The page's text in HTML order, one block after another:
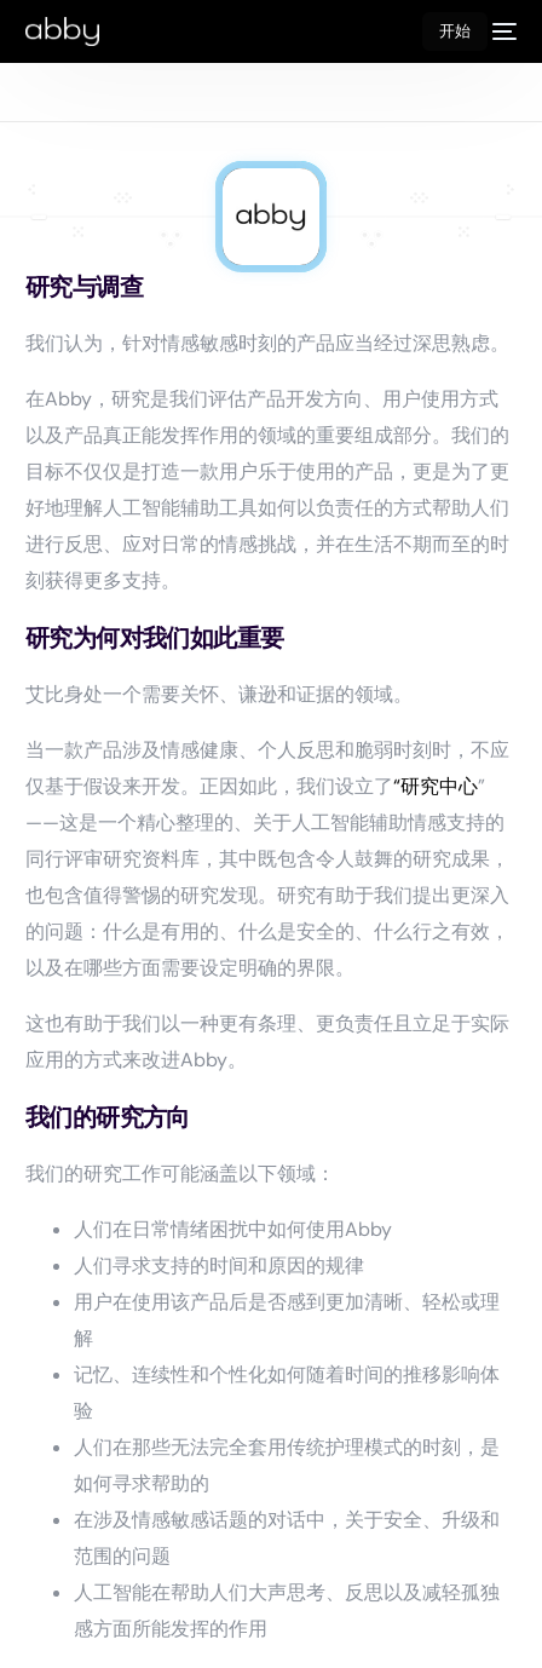
开始
研究与调查
我们认为，针对情感敏感时刻的产品应当经过深思熟虑。
在Abby，研究是我们评估产品开发方向、用户使用方式
以及产品真正能发挥作用的领域的重要组成部分。我们的
目标不仅仅是打造一款用户乐于使用的产品，更是为了更
好地理解人工智能辅助工具如何以负责任的方式帮助人们
进行反思、应对日常的情感挑战，并在生活不期而至的时
刻获得更多支持。
研究为何对我们如此重要
艾比身处一个需要关怀、谦逊和证据的领域。
当一款产品涉及情感健康、个人反思和脆弱时刻时，不应
仅基于假设来开发。正因如此，我们设立了“研究中心”
——这是一个精心整理的、关于人工智能辅助情感支持的
同行评审研究资料库，其中既包含令人鼓舞的研究成果，
也包含值得警惕的研究发现。研究有助于我们提出更深入
的问题：什么是有用的、什么是安全的、什么行之有效，
以及在哪些方面需要设定明确的界限。
这也有助于我们以一种更有条理、更负责任且立足于实际
应用的方式来改进Abby。
我们的研究方向
我们的研究工作可能涵盖以下领域：
人们在日常情绪困扰中如何使用Abby
人们寻求支持的时间和原因的规律
用户在使用该产品后是否感到更加清晰、轻松或理
解
记忆、连续性和个性化如何随着时间的推移影响体
验
人们在那些无法完全套用传统护理模式的时刻，是
如何寻求帮助的
在涉及情感敏感话题的对话中，关于安全、升级和
范围的问题
人工智能在帮助人们大声思考、反思以及减轻孤独
感方面所能发挥的作用